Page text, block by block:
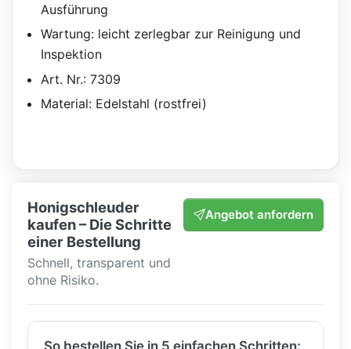
Ausführung
Wartung: leicht zerlegbar zur Reinigung und
Inspektion
Art. Nr.: 7309
Material: Edelstahl (rostfrei)
Honigschleuder
kaufen – Die Schritte
einer Bestellung
Schnell, transparent und
ohne Risiko.
Angebot anfordern
So bestellen Sie in 5 einfachen Schritten: